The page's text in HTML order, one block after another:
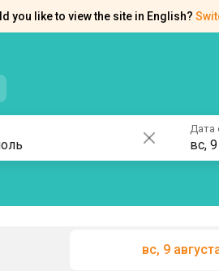
you like to view the site in English?
Дата
вс,
вс, 9